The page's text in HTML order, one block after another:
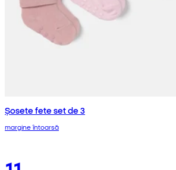
Șosete fete set de 3
margine întoarsă